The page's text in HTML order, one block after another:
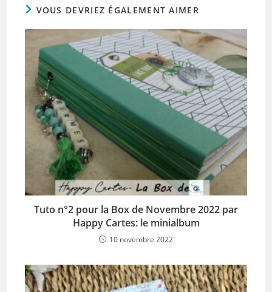
VOUS DEVRIEZ ÉGALEMENT AIMER
Tuto n°2 pour la Box de Novembre 2022 par
Happy Cartes: le minialbum
10 novembre 2022